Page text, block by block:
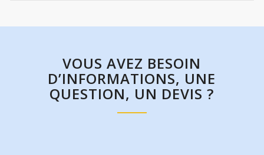
VOUS AVEZ BESOIN
D’INFORMATIONS, UNE
QUESTION, UN DEVIS ?